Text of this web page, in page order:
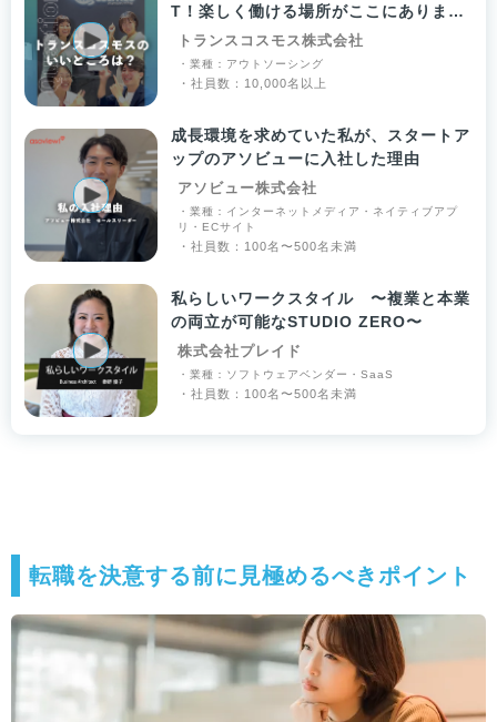
T！楽しく働ける場所がここにありま
す！
トランスコスモス株式会社
・業種：アウトソーシング
・社員数：10,000名以上
成長環境を求めていた私が、スタートア
ップのアソビューに入社した理由
アソビュー株式会社
・業種：インターネットメディア・ネイティブアプ
リ・ECサイト
・社員数：100名〜500名未満
私らしいワークスタイル 〜複業と本業
の両立が可能なSTUDIO ZERO〜
株式会社プレイド
・業種：ソフトウェアベンダー・SaaS
・社員数：100名〜500名未満
転職を決意する前に見極めるべきポイント